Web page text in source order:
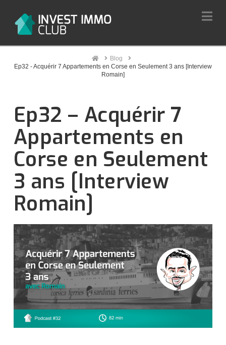
HomeBlog
Ep32 - Acquérir 7 Appartements en Corse en Seulement 3 ans [Interview
Romain]
Ep32 – Acquérir 7
Appartements en
Corse en Seulement
3 ans [Interview
Romain]